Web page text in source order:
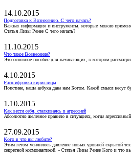
14.10.2015
Подготовка к Вознесению. С чего начать?
Важная информация и инструменты, которые можно
Статья Лизы Ренее С чего начать?
11.10.2015
Что такое Вознесение?
Это основное пособие для начинающих, в котором
4.10.2015
Расшифровка кириллицы
Поистине, наша азбука дана нам Богом. Какой смысл несут
1.10.2015
Как вести себя, сталкиваясь в агрессией
Абсолютно железное правило в ситуациях, когда
27.09.2015
Кого и что вы любите?
Этим летом усилилось давление новых уровней скрытой
секретной космонавтикой. - Статья Лизы Ренее Кого и что